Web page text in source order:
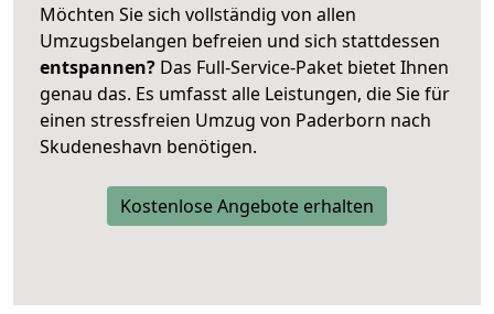
Möchten Sie sich vollständig von allen
Umzugsbelangen befreien und sich stattdessen
entspannen? Das Full-Service-Paket bietet Ihnen
genau das. Es umfasst alle Leistungen, die Sie für
einen stressfreien Umzug von Paderborn nach
Skudeneshavn benötigen.
Kostenlose Angebote erhalten